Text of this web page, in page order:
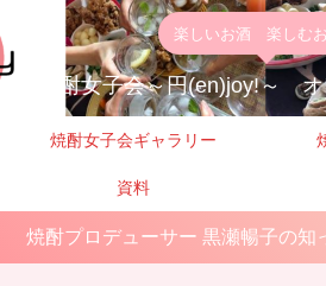
楽しいお酒 楽しむ
焼酎女子会～円(en)joy!～ オ
焼酎女子会ギャラリー
資料
焼酎プロデューサー 黒瀬暢子の知